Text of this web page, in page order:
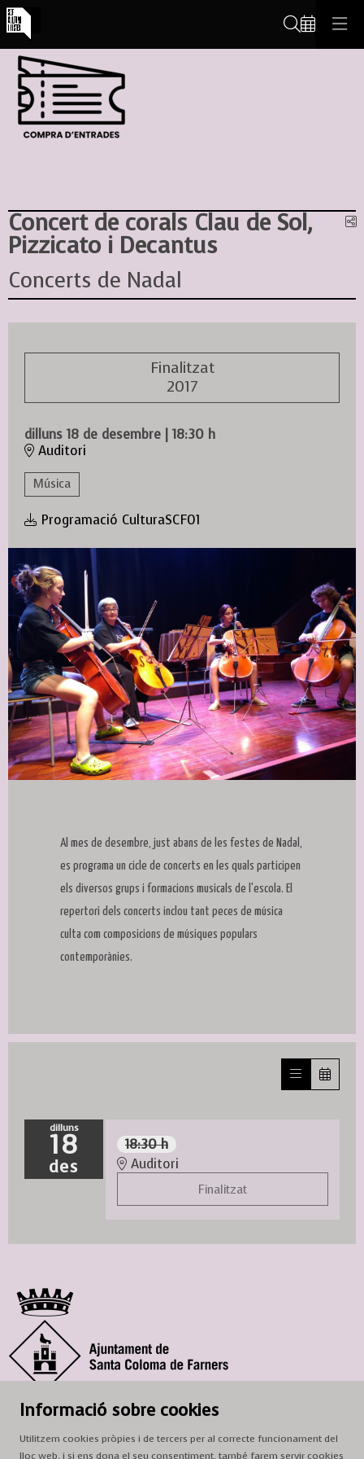
Concert de corals Clau de Sol,
Pizzicato i Decantus
Concerts de Nadal
Finalitzat
2017
dilluns 18 de desembre | 18:30 h
Auditori
Música
Programació CulturaSCF01
Al mes de desembre, just abans de les festes de Nadal,
es programa un cicle de concerts en les quals participen
els diversos grups i formacions musicals de l'escola. El
repertori dels concerts inclou tant peces de música
culta com composicions de músiques populars
contemporànies.
dilluns
18
des
18:30 h
Auditori
Finalitzat
© Ajuntament de Santa Coloma de Farners
: de dilluns a dissabte, de 9 a 13 h.
Informació sobre cookies
Utilitzem cookies pròpies i de tercers per al correcte funcionament del
lloc web, i si ens dona el seu consentiment, també farem servir cookies